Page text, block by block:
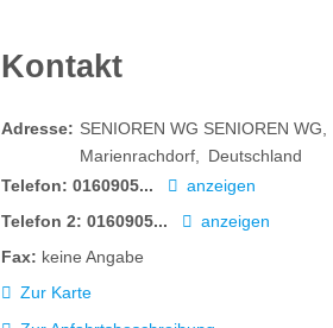
Kontakt
Adresse: SENIOREN WG SENIOREN WG
Marienrachdorf
Deutschland
Telefon: 0160905...
anzeigen
Telefon 2:0160905...
anzeigen
Fax: keine Angabe
Zur Karte